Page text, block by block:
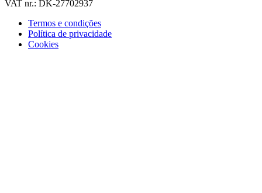
VAT nr.: DK-27702937
Termos e condições
Política de privacidade
Cookies